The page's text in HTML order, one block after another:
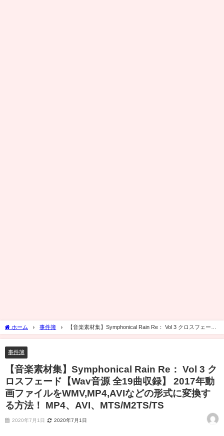
ホーム 事件簿
【音楽素材集】Symphonical Rain Re： Vol 3 クロスフェード
【Wav音源 全19曲収録】 2017年動画ファイルをWMV,MP4,AVIなどの形式に変換する
事件簿
【音楽素材集】Symphonical Rain Re： Vol 3 ク
ロスフェード【Wav音源 全19曲収録】 2017年動
画ファイルをWMV,MP4,AVIなどの形式に変換す
る方法！ MP4、AVI、MTS/M2TS/TS
2020年7月1日 2020年7月1日